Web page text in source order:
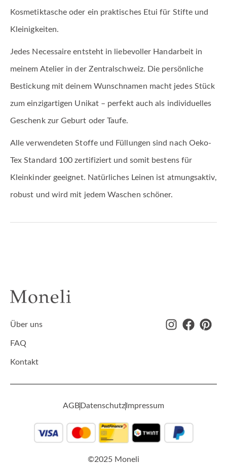
Kosmetiktasche oder ein praktisches Etui für Stifte und
Kleinigkeiten.
Jedes Necessaire entsteht in liebevoller Handarbeit in
meinem Atelier in der Zentralschweiz. Die persönliche
Bestickung mit deinem Wunschnamen macht jedes Stück
zum einzigartigen Unikat – perfekt auch als individuelles
Geschenk zur Geburt oder Taufe.
Alle verwendeten Stoffe und Füllungen sind nach Oeko-
Tex Standard 100 zertifiziert und somit bestens für
Kleinkinder geeignet. Natürliches Leinen ist atmungsaktiv,
robust und wird mit jedem Waschen schöner.
Über uns
FAQ
Kontakt
©2025 Moneli
AGB Datenschutz Impressum